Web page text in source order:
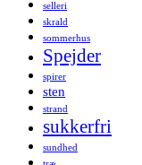
selleri
skrald
sommerhus
Spejder
spirer
sten
strand
sukkerfri
sundhed